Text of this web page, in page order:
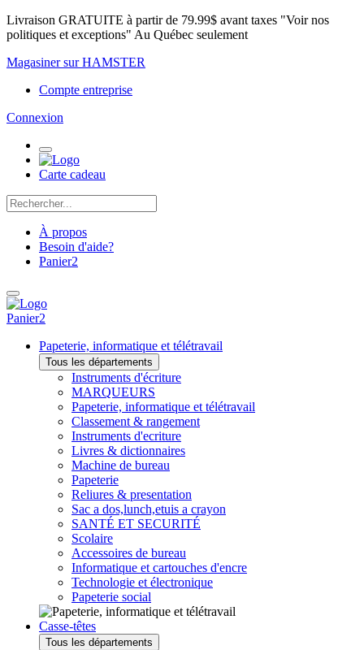
Livraison GRATUITE à partir de 79.99$ avant taxes "Voir nos
politiques et exceptions" Au Québec seulement
Magasiner sur HAMSTER
Compte entreprise
Connexion
Carte cadeau
À propos
Besoin d'aide?
Panier2
Panier2
Papeterie, informatique et télétravail
Tous les départements
Instruments d'écriture
MARQUEURS
Papeterie, informatique et télétravail
Classement & rangement
Instruments d'ecriture
Livres & dictionnaires
Machine de bureau
Papeterie
Reliures & presentation
Sac a dos,lunch,etuis a crayon
SANTÉ ET SECURITÉ
Scolaire
Accessoires de bureau
Informatique et cartouches d'encre
Technologie et électronique
Papeterie social
Casse-têtes
Tous les départements